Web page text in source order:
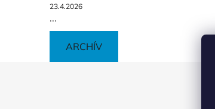
23.4.2026
...
ARCHÍV